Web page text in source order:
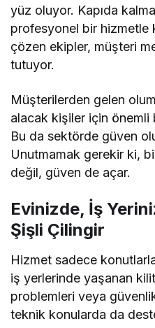
yüz oluyor. Kapıda
profesyonel bir
çözen ekipler, müşteri
tutuyor.
Müşterilerden gelen
alacak kişiler için önemli
Bu da sektörde güven
Unutmamak gerekir ki,
değil, güven de açar.
Evinizde, İş
Şişli Çilingir
Hizmet sadece
iş yerlerinde yaşanan
problemleri veya
teknik konularda da